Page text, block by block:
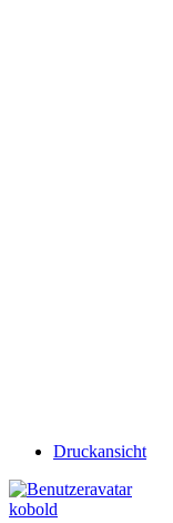
Druckansicht
kobold